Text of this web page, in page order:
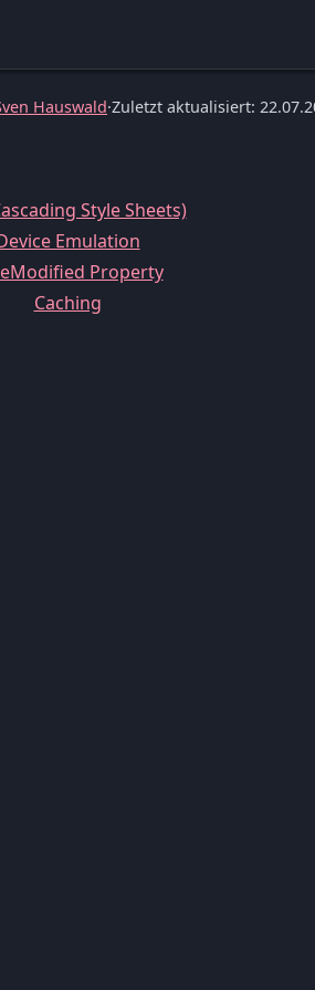
Hauswald·Zuletzt aktualisiert:
Style Sheets)
Emulation
Property
Caching